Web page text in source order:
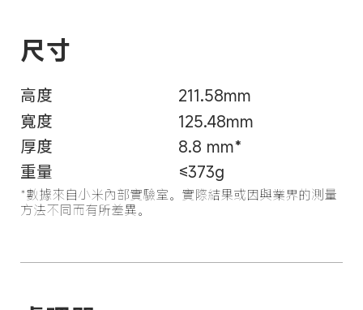
高度
211.58mm
寬度
125.48mm
厚度
8.8 mm*
重量
≤373g
*數據來自小米內部實驗室。實際結果或因與業界的測量
方法不同而有所差異。